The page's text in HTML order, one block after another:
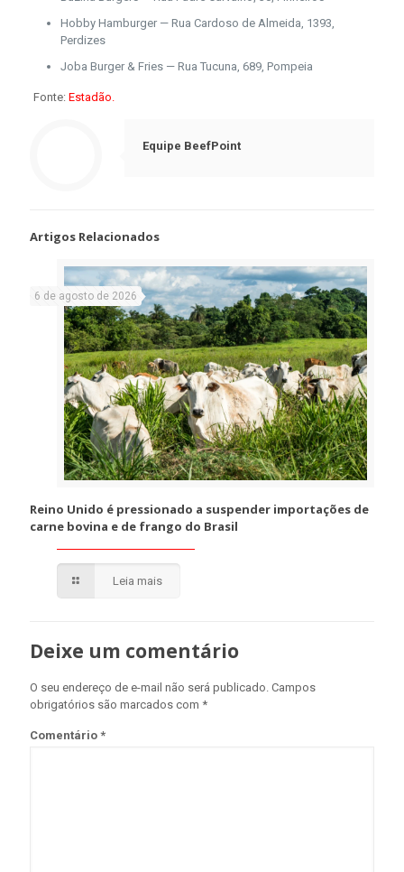
Hobby Hamburger — Rua Cardoso de Almeida, 1393,
Perdizes
Joba Burger & Fries — Rua Tucuna, 689, Pompeia
Fonte: Estadão.
Equipe BeefPoint
Artigos Relacionados
6 de agosto de 2026
Reino Unido é pressionado a suspender importações de
carne bovina e de frango do Brasil
Leia mais
Deixe um comentário
O seu endereço de e-mail não será publicado. Campos
obrigatórios são marcados com *
Comentário *